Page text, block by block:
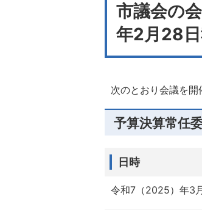
市議会の
年2月28日
次のとおり会議を開
予算決算常任
日時
令和7（2025）年3